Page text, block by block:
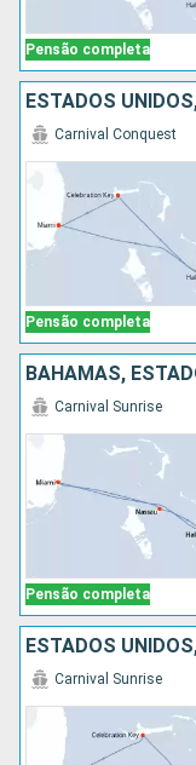
Pensão completa
ESTADOS
Pensão completa
Carnival Conquest
BAHAMAS,
Pensão completa
Carnival Sunrise
ESTADOS
Carnival Sunrise